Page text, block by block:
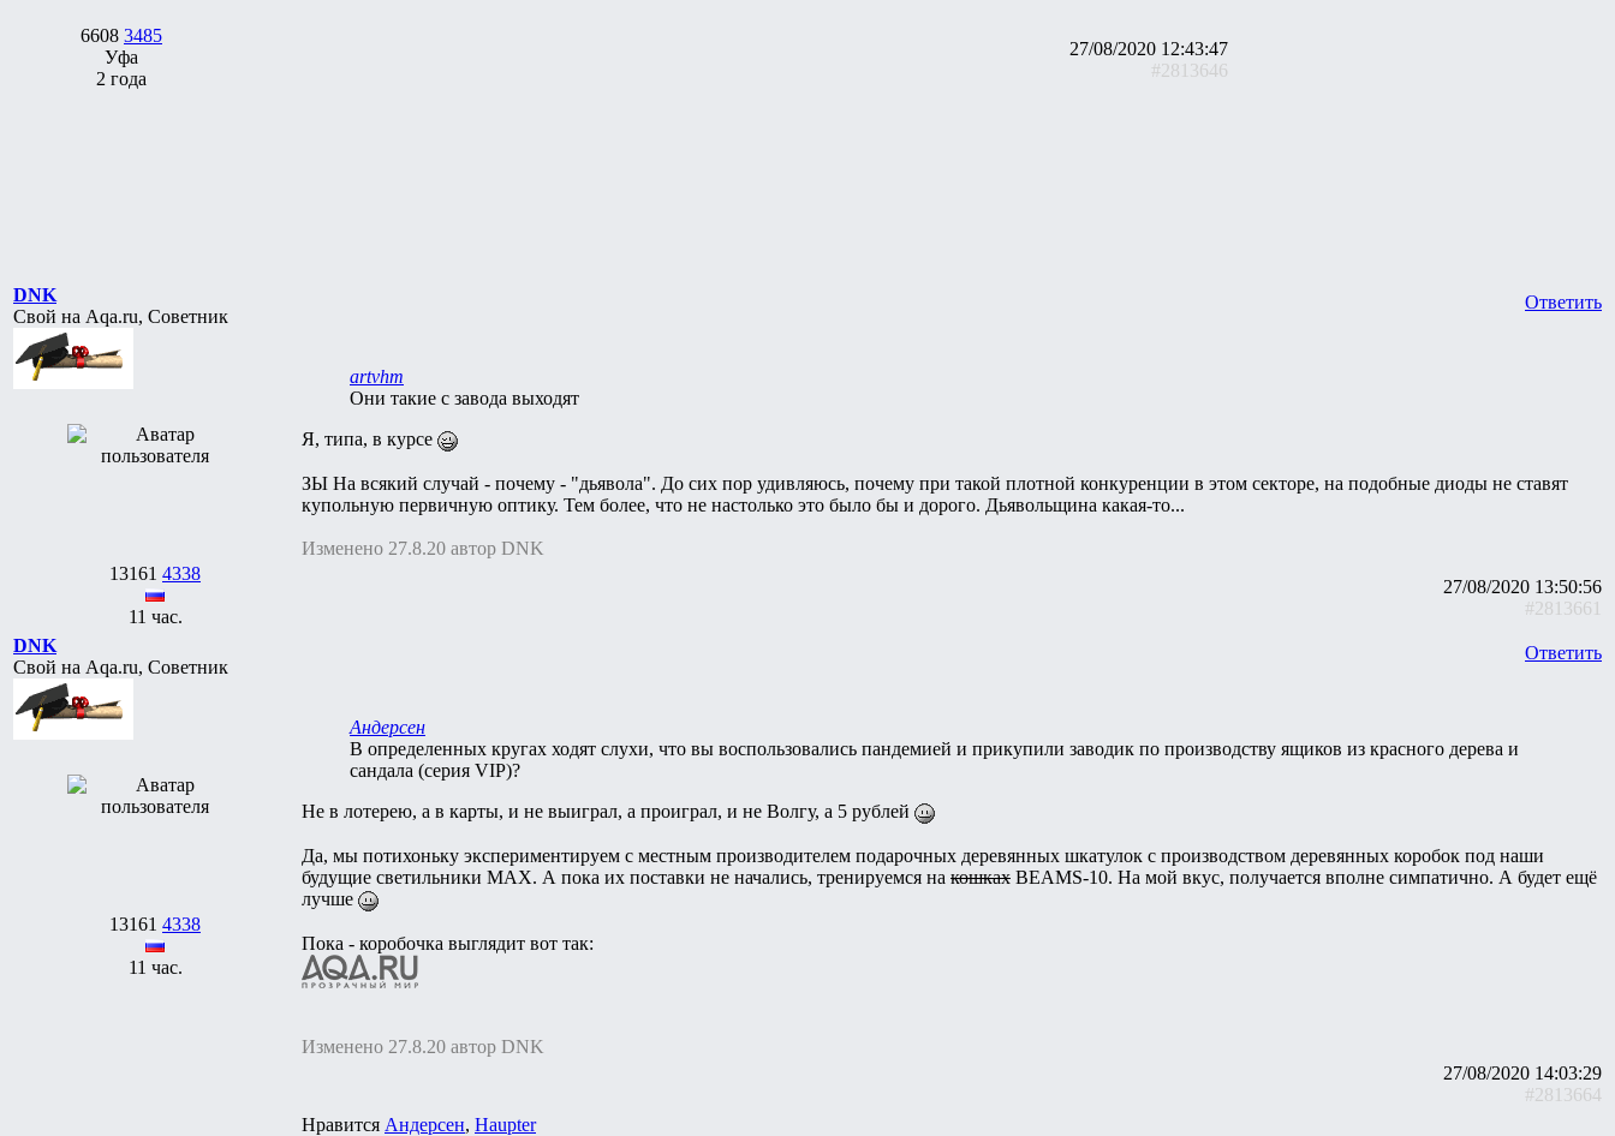
6608 3485
Уфа
2 года
27/08/2020 12:43:47
#2813646
DNK
Свой на Aqa.ru, Советник
13161 4338
11 час.
Ответить
artvhm
Они такие с завода выходят
Я, типа, в курсе
ЗЫ На всякий случай - почему - "дьявола". До сих пор удивляюсь, почему при такой плотной конкуренции в этом секторе, на подобные диоды не ставят
купольную первичную оптику. Тем более, что не настолько это было бы и дорого. Дьявольщина какая-то...
Изменено 27.8.20 автор DNK
27/08/2020 13:50:56
#2813661
DNK
Свой на Aqa.ru, Советник
13161 4338
11 час.
Ответить
Андерсен
В определенных кругах ходят слухи, что вы воспользовались пандемией и прикупили заводик по производству ящиков из красного дерева и
сандала (серия VIP)?
Не в лотерею, а в карты, и не выиграл, а проиграл, и не Волгу, а 5 рублей
Да, мы потихоньку экспериментируем с местным производителем подарочных деревянных шкатулок с производством деревянных коробок под наши
будущие светильники МАХ. А пока их поставки не начались, тренируемся на кошках BEAMS-10. На мой вкус, получается вполне симпатично. А будет ещё
лучше
Пока - коробочка выглядит вот так:
Изменено 27.8.20 автор DNK
27/08/2020 14:03:29
#2813664
Нравится Андерсен, Haupter